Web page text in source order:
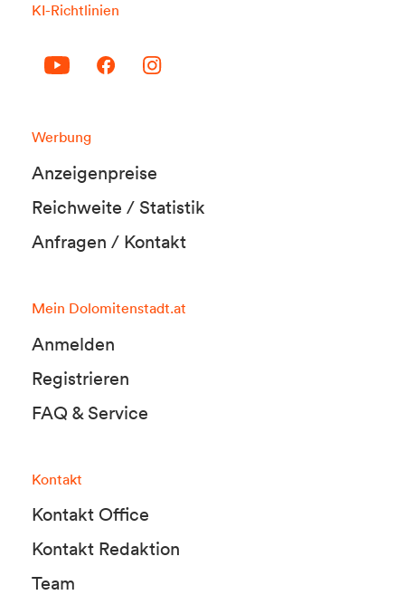
KI-Richtlinien
Werbung
Anzeigenpreise
Reichweite / Statistik
Anfragen / Kontakt
Mein Dolomitenstadt.at
Anmelden
Registrieren
FAQ & Service
Kontakt
Kontakt Office
Kontakt Redaktion
Team